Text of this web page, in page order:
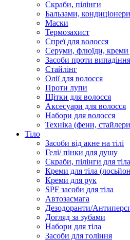
Скраби, пілінги
Бальзами, кондиціонери
Маски
Термозахист
Спреї для волосся
Серуми, флюїди, креми
Засоби проти випадіння
Стайлінг
Олії для волосся
Проти лупи
Щітки для волосся
Аксесуари для волосся
Набори для волосся
Техніка (фени,
Тіло
Засоби від акне на тілі
Гелі/ пінки для душу
Скраби, пілінги для тіла
Креми для тіла
Креми для рук
SPF засоби для тіла
Автозасмага
Дезодоранти/
Догляд за зубами
Набори для тіла
Засоби для гоління